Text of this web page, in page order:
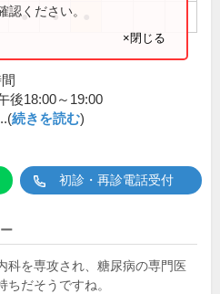
● ●
認ください。
×閉じる
後18:00～19:00
続きを読む)
初診・再診電話受付
科を専攻され、糖尿病の専門医
ちだそうですね。